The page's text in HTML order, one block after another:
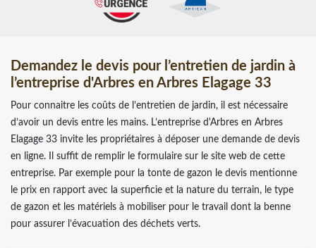
Demandez le devis pour l’entretien de jardin à
l’entreprise d'Arbres en Arbres Elagage 33
Pour connaitre les coûts de l’entretien de jardin, il est nécessaire
d’avoir un devis entre les mains. L’entreprise d'Arbres en Arbres
Elagage 33 invite les propriétaires à déposer une demande de devis
en ligne. Il suffit de remplir le formulaire sur le site web de cette
entreprise. Par exemple pour la tonte de gazon le devis mentionne
le prix en rapport avec la superficie et la nature du terrain, le type
de gazon et les matériels à mobiliser pour le travail dont la benne
pour assurer l’évacuation des déchets verts.